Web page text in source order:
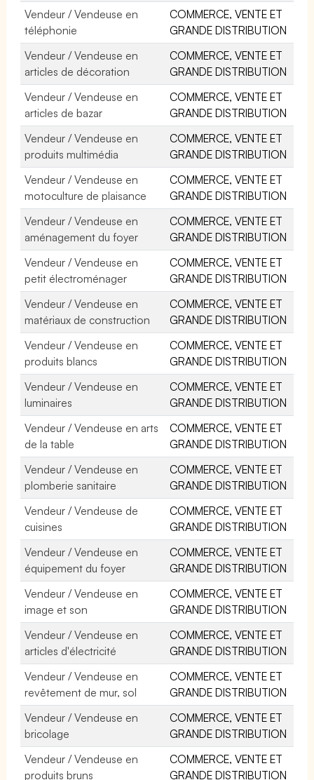
Vendeur / Vendeuse en
téléphonie
COMMERCE, VENTE ET
GRANDE DISTRIBUTION
Vendeur / Vendeuse en
articles de décoration
COMMERCE, VENTE ET
GRANDE DISTRIBUTION
Vendeur / Vendeuse en
articles de bazar
COMMERCE, VENTE ET
GRANDE DISTRIBUTION
Vendeur / Vendeuse en
produits multimédia
COMMERCE, VENTE ET
GRANDE DISTRIBUTION
Vendeur / Vendeuse en
motoculture de plaisance
COMMERCE, VENTE ET
GRANDE DISTRIBUTION
Vendeur / Vendeuse en
aménagement du foyer
COMMERCE, VENTE ET
GRANDE DISTRIBUTION
Vendeur / Vendeuse en
petit électroménager
COMMERCE, VENTE ET
GRANDE DISTRIBUTION
Vendeur / Vendeuse en
matériaux de construction
COMMERCE, VENTE ET
GRANDE DISTRIBUTION
Vendeur / Vendeuse en
produits blancs
COMMERCE, VENTE ET
GRANDE DISTRIBUTION
Vendeur / Vendeuse en
luminaires
COMMERCE, VENTE ET
GRANDE DISTRIBUTION
Vendeur / Vendeuse en arts
de la table
COMMERCE, VENTE ET
GRANDE DISTRIBUTION
Vendeur / Vendeuse en
plomberie sanitaire
COMMERCE, VENTE ET
GRANDE DISTRIBUTION
Vendeur / Vendeuse de
cuisines
COMMERCE, VENTE ET
GRANDE DISTRIBUTION
Vendeur / Vendeuse en
équipement du foyer
COMMERCE, VENTE ET
GRANDE DISTRIBUTION
Vendeur / Vendeuse en
image et son
COMMERCE, VENTE ET
GRANDE DISTRIBUTION
Vendeur / Vendeuse en
articles d'électricité
COMMERCE, VENTE ET
GRANDE DISTRIBUTION
Vendeur / Vendeuse en
revêtement de mur, sol
COMMERCE, VENTE ET
GRANDE DISTRIBUTION
Vendeur / Vendeuse en
bricolage
COMMERCE, VENTE ET
GRANDE DISTRIBUTION
Vendeur / Vendeuse en
produits bruns
COMMERCE, VENTE ET
GRANDE DISTRIBUTION